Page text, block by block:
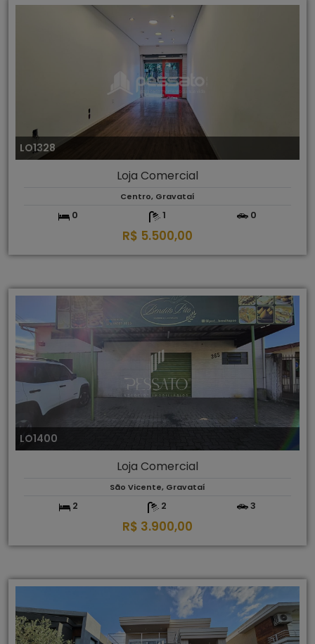
LO1328
Loja Comercial
Centro, Gravataí
0 1 0
R$ 5.500,00
LO1400
Loja Comercial
São Vicente, Gravataí
2 2 3
R$ 3.900,00